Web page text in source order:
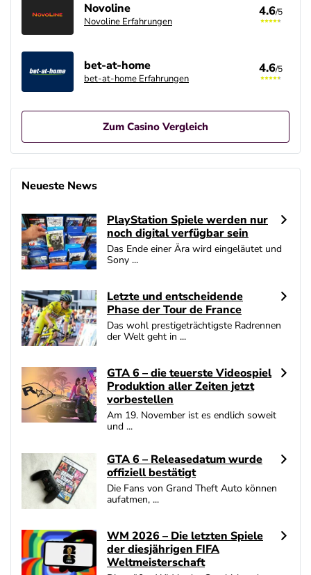
Novoline
Novoline Erfahrungen
4.6/5
bet-at-home
bet-at-home Erfahrungen
4.6/5
Zum Casino Vergleich
Betano Casino Bonus
400% bis zu 80€
Interwetten Bonus
100% bis zu 100€
AGB gelten
50 Freispiele ohne Einzahlung
AGB gelten
/5
Novoline Bonus
AGB gelten
bet-at-home Bonus
100% bis zu 100€
AGB gelten
Zum Casino Bonus Vergleich
Neueste News
PlayStation Spiele werden nur
noch digital verfügbar sein
Das Ende einer Ära wird eingeläutet und
Sony ...
Letzte und entscheidende
Phase der Tour de France
Das wohl prestigeträchtigste Radrennen
der Welt geht in ...
GTA 6 – die teuerste Videospiel
Produktion aller Zeiten jetzt
vorbestellen
Am 19. November ist es endlich soweit
und ...
GTA 6 – Releasedatum wurde
offiziell bestätigt
Die Fans von Grand Theft Auto können
aufatmen, ...
WM 2026 – Die letzten Spiele
der diesjährigen FIFA
Weltmeisterschaft